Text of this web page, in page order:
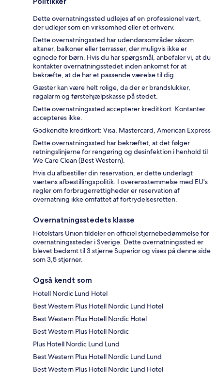
Dette overnatningssted udlejes af en professionel vært,
der udlejer som en virksomhed eller et erhverv.
Dette overnatningssted har udendørsområder såsom
altaner, balkoner eller terrasser, der muligvis ikke er
egnede for børn. Hvis du har spørgsmål, anbefaler vi, at du
kontakter overnatningsstedet inden ankomst for at
bekræfte, at de har et passende værelse til dig.
Gæster kan være helt rolige, da der er brandslukker,
røgalarm og førstehjælpskasse på stedet.
Dette overnatningssted accepterer kreditkort. Kontanter
accepteres ikke.
Godkendte kreditkort: Visa, Mastercard, American Express
Dette overnatningssted har bekræftet, at det følger
retningslinjerne for rengøring og desinfektion i henhold til
We Care Clean (Best Western).
Hvis du afbestiller din reservation, er dette underlagt
værtens afbestillingspolitik. I overensstemmelse med EU's
regler om forbrugerrettigheder er reservation af
overnatning ikke omfattet af fortrydelsesretten.
Overnatningsstedets klasse
Hotelstars Union tildeler en officiel stjernebedømmelse for
overnatningssteder i Sverige. Dette overnatningssted er
blevet bedømt til 3 stjerne Superior og vises på denne side
som 3,5 stjerner.
Også kendt som
Hotell Nordic Lund Hotel
Best Western Plus Hotell Nordic Lund Hotel
Best Western Plus Hotell Nordic Hotel
Best Western Plus Hotell Nordic
Plus Hotell Nordic Lund Lund
Best Western Plus Hotell Nordic Lund Lund
Best Western Plus Hotell Nordic Lund Hotel